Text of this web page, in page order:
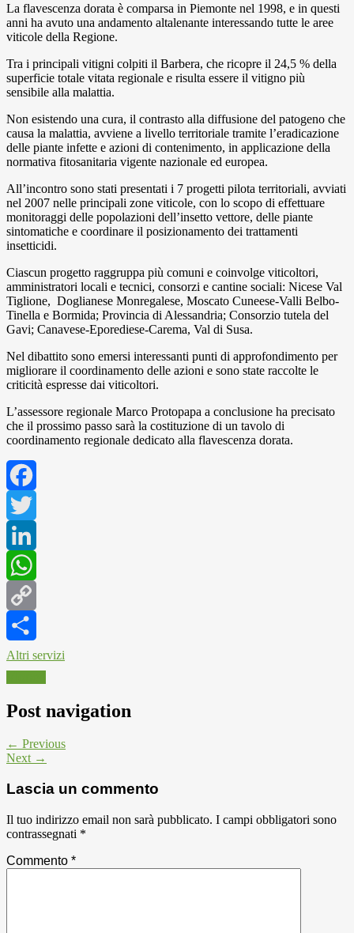
La flavescenza dorata è comparsa in Piemonte nel 1998, e in questi
anni ha avuto una andamento altalenante interessando tutte le aree
viticole della Regione.
Tra i principali vitigni colpiti il Barbera, che ricopre il 24,5 % della
superficie totale vitata regionale e risulta essere il vitigno più
sensibile alla malattia.
Non esistendo una cura, il contrasto alla diffusione del patogeno che
causa la malattia, avviene a livello territoriale tramite l’eradicazione
delle piante infette e azioni di contenimento, in applicazione della
normativa fitosanitaria vigente nazionale ed europea.
All’incontro sono stati presentati i 7 progetti pilota territoriali, avviati
nel 2007 nelle principali zone viticole, con lo scopo di effettuare
monitoraggi delle popolazioni dell’insetto vettore, delle piante
sintomatiche e coordinare il posizionamento dei trattamenti
insetticidi.
Ciascun progetto raggruppa più comuni e coinvolge viticoltori,
amministratori locali e tecnici, consorzi e cantine sociali: Nicese Val
Tiglione, Doglianese Monregalese, Moscato Cuneese-Valli Belbo-
Tinella e Bormida; Provincia di Alessandria; Consorzio tutela del
Gavi; Canavese-Eporediese-Carema, Val di Susa.
Nel dibattito sono emersi interessanti punti di approfondimento per
migliorare il coordinamento delle azioni e sono state raccolte le
criticità espresse dai viticoltori.
L’assessore regionale Marco Protopapa a conclusione ha precisato
che il prossimo passo sarà la costituzione di un tavolo di
coordinamento regionale dedicato alla flavescenza dorata.
Facebook
Twitter
LinkedIn
WhatsApp
Copy
Link
Altri servizi
Post navigation
← Previous
Next →
Lascia un commento
Il tuo indirizzo email non sarà pubblicato. I campi obbligatori sono
contrassegnati *
Commento *